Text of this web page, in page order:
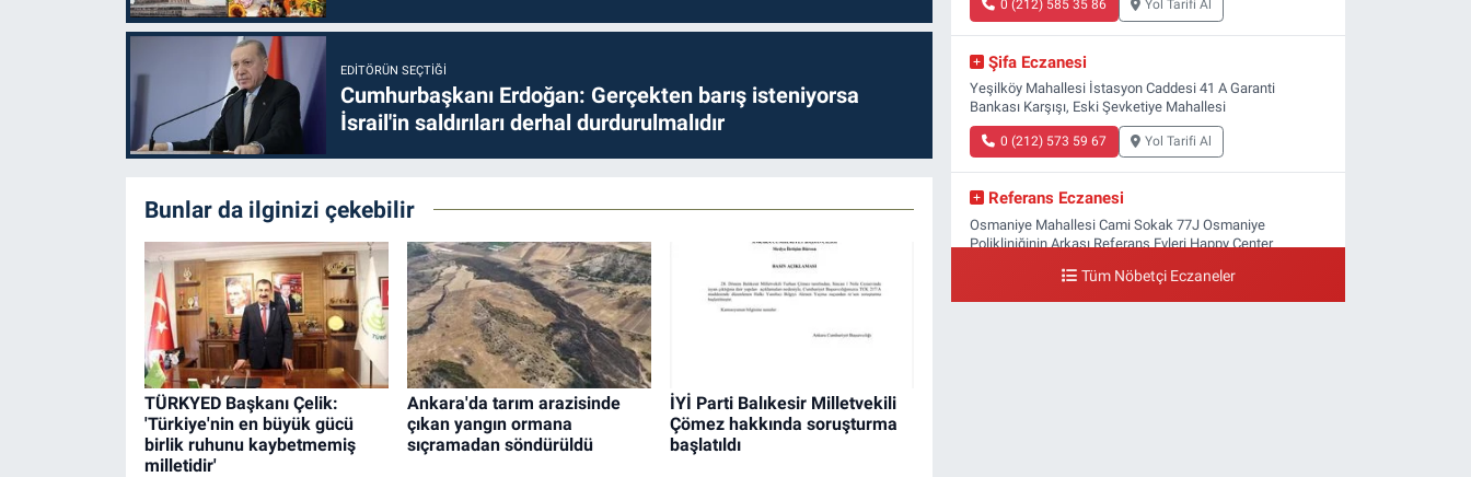
EDITÖRÜN SEÇTIĞI
Cumhurbaşkanı Erdoğan: Gerçekten barış isteniyorsa
İsrail'in saldırıları derhal durdurulmalıdır
Bunlar da ilginizi çekebilir
TÜRKYED Başkanı Çelik:
'Türkiye'nin en büyük gücü
birlik ruhunu kaybetmemiş
milletidir'
Ankara'da tarım arazisinde
çıkan yangın ormana
sıçramadan söndürüldü
İYİ Parti Balıkesir Milletvekili
Çömez hakkında soruşturma
başlatıldı
0 (212) 585 35 86 Yol Tarifi Al
Şifa Eczanesi
Yeşilköy Mahallesi İstasyon Caddesi 41 A Garanti
Bankası Karşışı, Eski Şevketiye Mahallesi
0 (212) 573 59 67 Yol Tarifi Al
Referans Eczanesi
Osmaniye Mahallesi Cami Sokak 77J Osmaniye
Polikliniğinin Arkası Referans Evleri Happy Center
Tüm Nöbetçi Eczaneler